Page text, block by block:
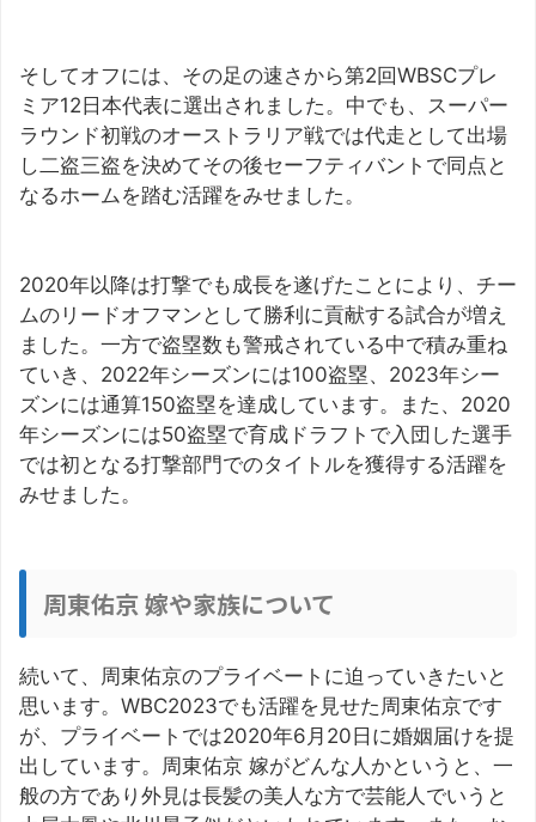
そしてオフには、その足の速さから第2回WBSCプレ
ミア12日本代表に選出されました。中でも、スーパー
ラウンド初戦のオーストラリア戦では代走として出場
し二盗三盗を決めてその後セーフティバントで同点と
なるホームを踏む活躍をみせました。
2020年以降は打撃でも成長を遂げたことにより、チー
ムのリードオフマンとして勝利に貢献する試合が増え
ました。一方で盗塁数も警戒されている中で積み重ね
ていき、2022年シーズンには100盗塁、2023年シー
ズンには通算150盗塁を達成しています。また、2020
年シーズンには50盗塁で育成ドラフトで入団した選手
では初となる打撃部門でのタイトルを獲得する活躍を
みせました。
周東佑京 嫁や家族について
続いて、周東佑京のプライベートに迫っていきたいと
思います。WBC2023でも活躍を見せた周東佑京です
が、プライベートでは2020年6月20日に婚姻届けを提
出しています。周東佑京 嫁がどんな人かというと、一
般の方であり外見は長髪の美人な方で芸能人でいうと